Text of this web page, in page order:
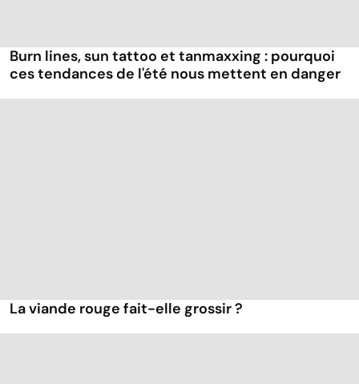
Burn lines, sun tattoo et tanmaxxing : pourquoi
ces tendances de l'été nous mettent en danger
La viande rouge fait-elle grossir ?